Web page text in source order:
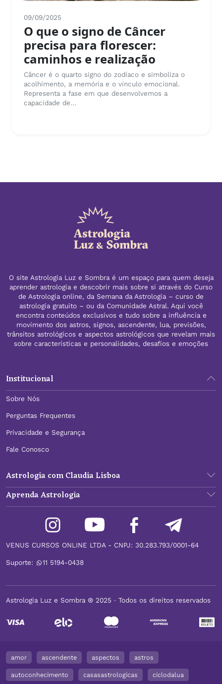
09/09/2025
O que o signo de Câncer
precisa para florescer:
caminhos e realização
Câncer é o quarto signo do zodíaco e simboliza o
acolhimento, a memória e o vínculo emocional.
Representa a fase em que desenvolvemos a
capacidade de...
O site Astrologia Luz e Sombra é um espaço para quem deseja
aprender astrologia e descobrir mais sobre si através do Curso
de Astrologia online, da Semana da Astrologia – curso de
astrologia gratuito – ou da Comunidade Astral. Aqui você
encontra conteúdos exclusivos e tudo sobre a influência e
movimento dos astros, signos, ascendente, lua, previsões,
trânsitos astrológicos e aspectos astrológicos que revelam mais
sobre características e personalidades, desafios e emoções
Institucional
Sobre Nós
Perguntas Frequentes
Privacidade e Segurança
Fale Conosco
Astrologia com Claudia Lisboa
Aprenda Astrologia
VENUS CURSOS ONLINE LTDA - CNPJ: 30.283.793/0001-64
Suporte: 11 5194-0438
Astrologia Luz e Sombra ® 2025 ∙ Todos os direitos reservados
amor ascendente aspectos astros
autoconhecimento casasastrologicas ciclodalua